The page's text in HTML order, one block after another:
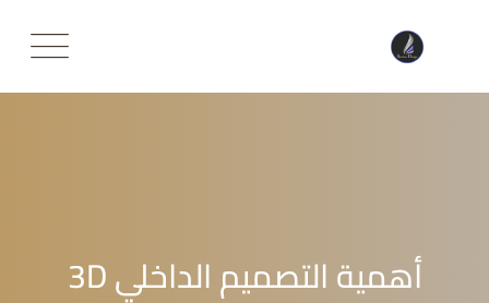
أهمية التصميم الداخلي 3D